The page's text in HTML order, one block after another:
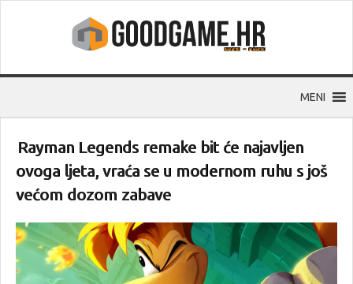
MENI
Rayman Legends remake bit će najavljen
ovoga ljeta, vraća se u modernom ruhu s još
većom dozom zabave